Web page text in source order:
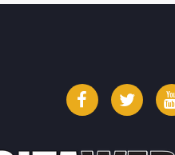
FacebookTwitter